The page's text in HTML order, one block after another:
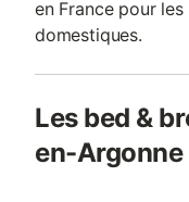
en France pour
domestiques.
Les bed &
en-